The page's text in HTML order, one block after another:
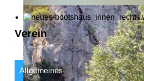
Verein
Allgemeines